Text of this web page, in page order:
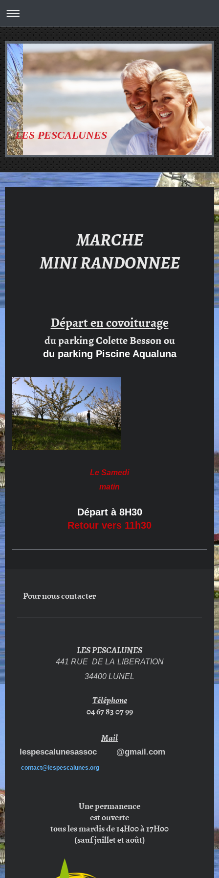
LES PESCALUNES
MARCHE
MINI RANDONNEE
Départ en covoiturage
du parking Colette Besson ou
du parking Piscine Aqualuna
Le Samedi
matin
Départ à 8H30
Retour vers 11h30
Pour nous contacter
LES PESCALUNES
441 RUE DE LA LIBERATION
34400 LUNEL
Téléphone
04 67 83 07 99
Mail
lespescalunesassoc @gmail.com
contact@lespescalunes.org
Une permanence
est ouverte
tous les mardis de 14H00 à 17H00
(sauf juillet et août)